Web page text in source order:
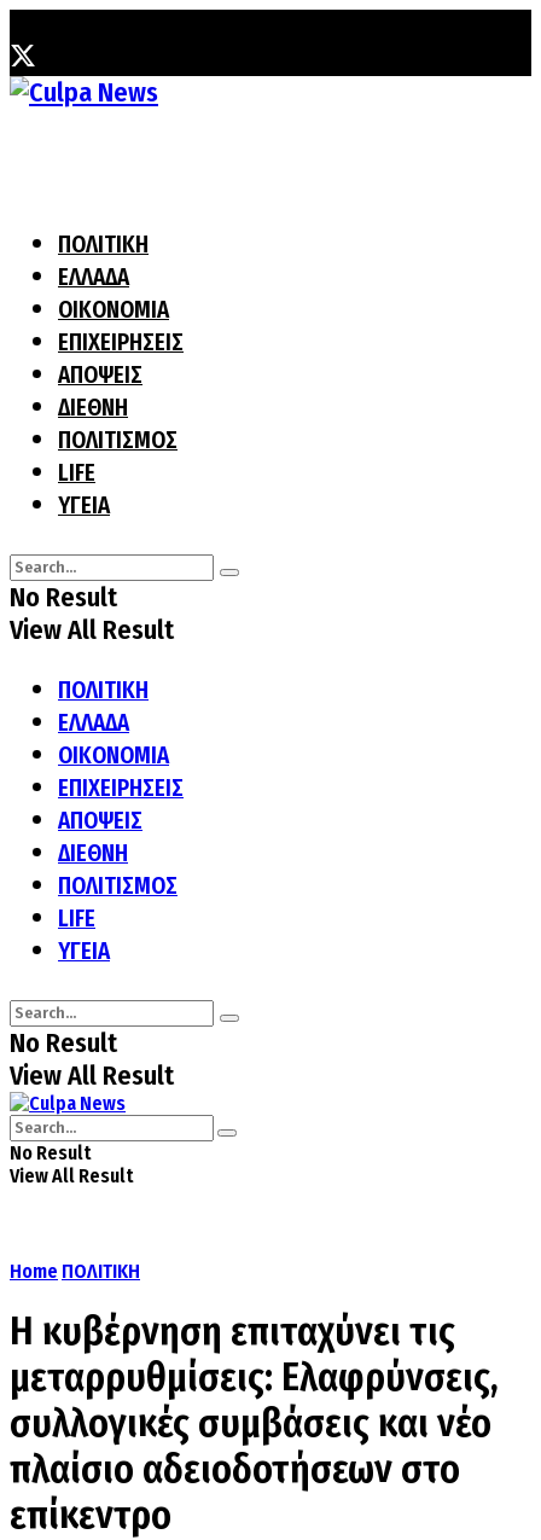
ΠΟΛΙΤΙΚΗ
ΕΛΛΑΔΑ
ΟΙΚΟΝΟΜΙΑ
ΕΠΙΧΕΙΡΗΣΕΙΣ
ΑΠΟΨΕΙΣ
ΔΙΕΘΝΗ
ΠΟΛΙΤΙΣΜΟΣ
LIFE
ΥΓΕΙΑ
No Result
View All Result
ΠΟΛΙΤΙΚΗ
ΕΛΛΑΔΑ
ΟΙΚΟΝΟΜΙΑ
ΕΠΙΧΕΙΡΗΣΕΙΣ
ΑΠΟΨΕΙΣ
ΔΙΕΘΝΗ
ΠΟΛΙΤΙΣΜΟΣ
LIFE
ΥΓΕΙΑ
No Result
View All Result
No Result
View All Result
Home ΠΟΛΙΤΙΚΗ
Η κυβέρνηση επιταχύνει τις
μεταρρυθμίσεις: Ελαφρύνσεις,
συλλογικές συμβάσεις και νέο
πλαίσιο αδειοδοτήσεων στο
επίκεντρο